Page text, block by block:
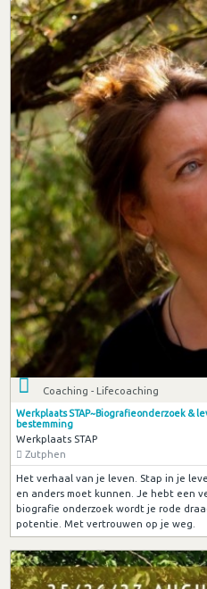
Coaching - Lifecoaching
Werkplaats STAP~Biografieonderzoek &
bestemming
Werkplaats STAP
Zutphen
Het verhaal van je leven. Stap in je
en anders moet kunnen. Je hebt een
biografie onderzoek wordt je rode
potentie. Met vertrouwen op je weg.